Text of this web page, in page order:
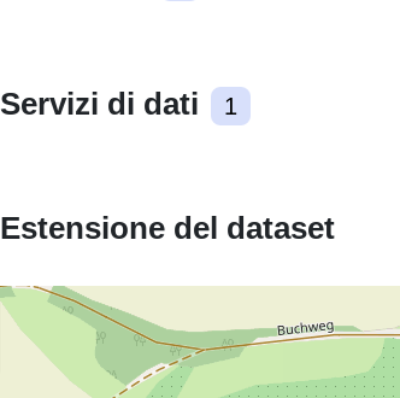
Servizi di dati 1
Estensione del dataset